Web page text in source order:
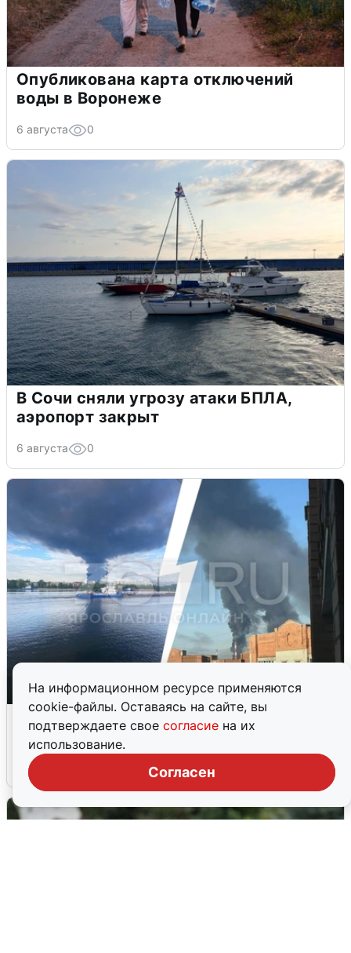
На информационном ресурсе применяются
cookie-файлы. Оставаясь на сайте, вы
подтверждаете свое согласие на их
использование.
Согласен
Опубликована карта отключений
воды в Воронеже
6 августа 0
В Сочи сняли угрозу атаки БПЛА,
аэропорт закрыт
6 августа 0
Ночная атака БПЛА на Ярославль:
попадания и последствия
6 августа